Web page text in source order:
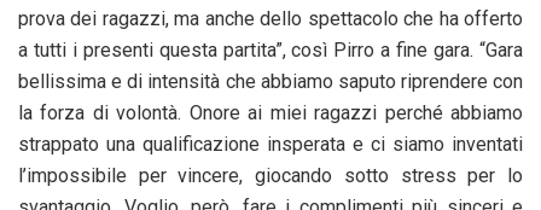
prova dei ragazzi, ma anche dello spettacolo che ha offerto
a tutti i presenti questa partita”, così Pirro a fine gara. “Gara
bellissima e di intensità che abbiamo saputo riprendere con
la forza di volontà. Onore ai miei ragazzi perché abbiamo
strappato una qualificazione insperata e ci siamo inventati
l’impossibile per vincere, giocando sotto stress per lo